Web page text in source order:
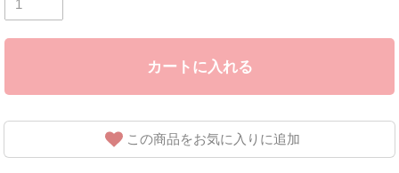
カートに入れる
この商品をお気に入りに追加